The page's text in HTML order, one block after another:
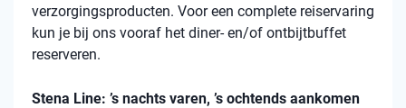
verzorgingsproducten. Voor een complete reiservaring
kun je bij ons vooraf het diner- en/of ontbijtbuffet
reserveren.
Stena Line: ’s nachts varen, ’s ochtends aankomen